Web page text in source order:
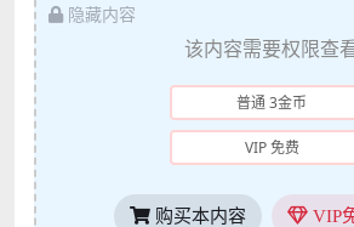
隐藏内容
该内容需要权限查
普通 3金币
VIP 免费
购买本内容 VIP